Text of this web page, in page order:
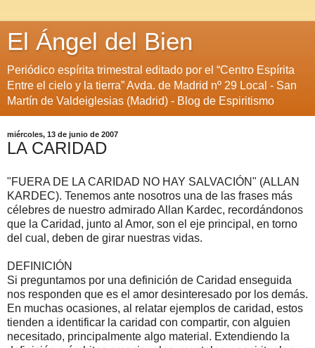
El Ángel del Bien
Periódico espírita trimestral editado por el “Centro Espírita
Entre el cielo y la tierra” Avda. de Madrid nº 29 Local - San
Martín de Valdeiglesias (Madrid) - Blog de Espiritismo
miércoles, 13 de junio de 2007
LA CARIDAD
"FUERA DE LA CARIDAD NO HAY SALVACIÓN" (ALLAN
KARDEC). Tenemos ante nosotros una de las frases más
célebres de nuestro admirado Allan Kardec, recordándonos
que la Caridad, junto al Amor, son el eje principal, en torno
del cual, deben de girar nuestras vidas.
DEFINICIÓN
Si preguntamos por una definición de Caridad enseguida
nos responden que es el amor desinteresado por los demás.
En muchas ocasiones, al relatar ejemplos de caridad, estos
tienden a identificar la caridad con compartir, con alguien
necesitado, principalmente algo material. Extendiendo la